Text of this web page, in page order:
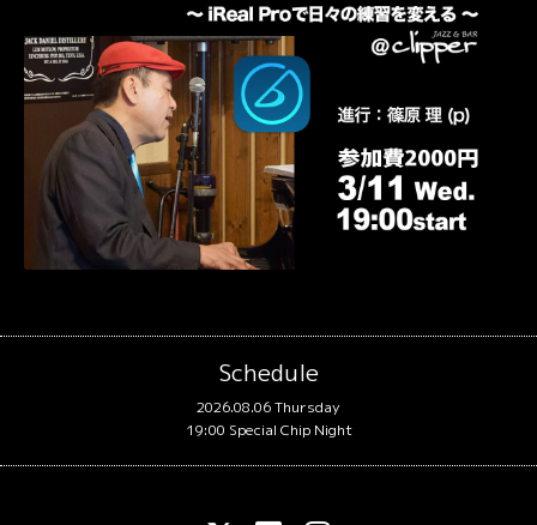
Schedule
2026.08.06 Thursday
19:00 Special Chip Night